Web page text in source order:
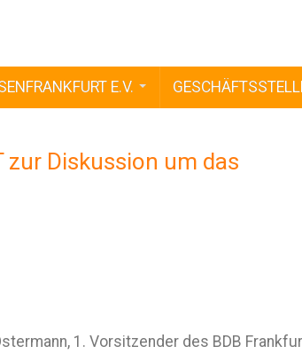
E.V.
zur Diskussion um das
1. Vorsitzender des BDB